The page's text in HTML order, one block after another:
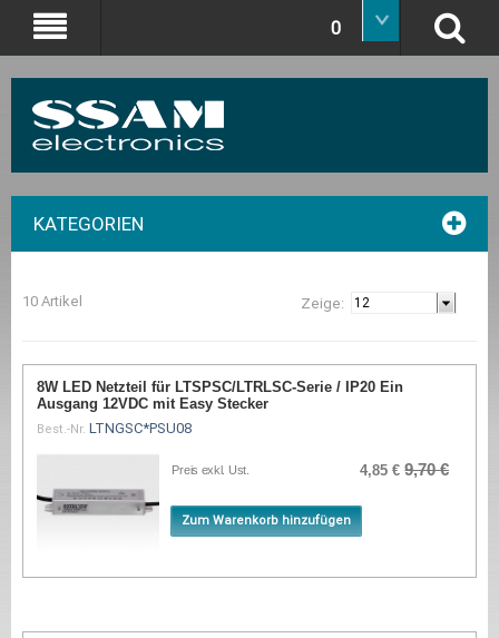
0
KATEGORIEN
10 Artikel Zeige:
8W LED Netzteil für LTSPSC/LTRLSC-Serie / IP20 Ein
Ausgang 12VDC mit Easy Stecker
Best.-Nr. LTNGSC*PSU08
Preis exkl. Ust. 4,85 € 9,70 €
Zum Warenkorb hinzufügen